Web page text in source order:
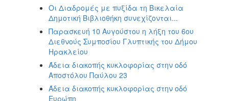
Οι Διαδρομές με πυξίδα τη Βικελαία
Δημοτική Βιβλιοθήκη συνεχίζονται...
Παρασκευή 10 Αυγούστου η λήξη του 6ου
Διεθνούς Συμποσίου Γλυπτικής του Δήμου
Ηρακλείου
Άδεια διακοπής κυκλοφορίας στην οδό
Αποστόλου Παύλου 23
Άδεια διακοπής κυκλοφορίας στην οδό
Ευρώπη